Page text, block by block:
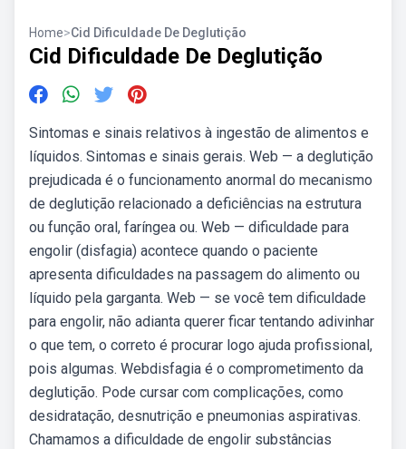
Home>Cid Dificuldade De Deglutição
Cid Dificuldade De Deglutição
Sintomas e sinais relativos à ingestão de alimentos e
líquidos. Sintomas e sinais gerais. Web — a deglutição
prejudicada é o funcionamento anormal do mecanismo
de deglutição relacionado a deficiências na estrutura
ou função oral, faríngea ou. Web — dificuldade para
engolir (disfagia) acontece quando o paciente
apresenta dificuldades na passagem do alimento ou
líquido pela garganta. Web — se você tem dificuldade
para engolir, não adianta querer ficar tentando adivinhar
o que tem, o correto é procurar logo ajuda profissional,
pois algumas. Webdisfagia é o comprometimento da
deglutição. Pode cursar com complicações, como
desidratação, desnutrição e pneumonias aspirativas.
Chamamos a dificuldade de engolir substâncias